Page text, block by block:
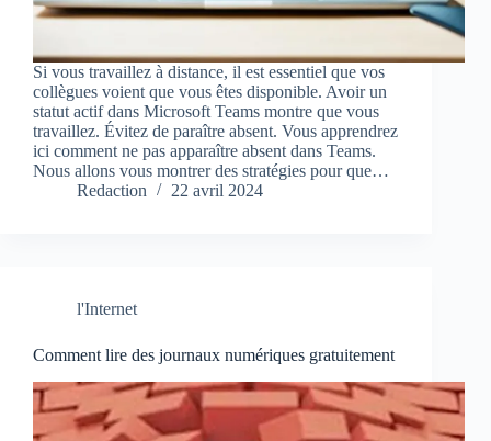
Si vous travaillez à distance, il est essentiel que vos
collègues voient que vous êtes disponible. Avoir un
statut actif dans Microsoft Teams montre que vous
travaillez. Évitez de paraître absent. Vous apprendrez
ici comment ne pas apparaître absent dans Teams.
Nous allons vous montrer des stratégies pour que…
Redaction
22 avril 2024
l'Internet
Comment lire des journaux numériques gratuitement